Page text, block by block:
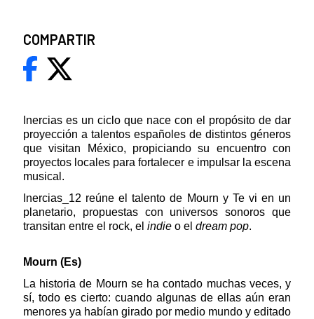
Inercias es un ciclo que nace con el propósito de dar
proyección a talentos españoles de distintos géneros
que visitan México, propiciando su encuentro con
proyectos locales para fortalecer e impulsar la escena
musical.
Inercias_12 reúne el talento de Mourn y Te vi en un
planetario, propuestas con universos sonoros que
transitan entre el rock, el indie o el dream pop.
Mourn (Es)
La historia de Mourn se ha contado muchas veces, y
sí, todo es cierto: cuando algunas de ellas aún eran
menores ya habían girado por medio mundo y editado
COMPARTIR